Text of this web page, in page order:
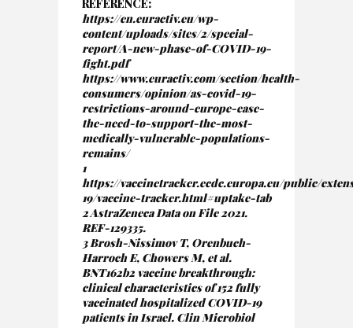
REFERENCE:
https://en.euractiv.eu/wp-
content/uploads/sites/2/special-
report/A-new-phase-of-COVID-19-
fight.pdf
https://www.euractiv.com/section/health-
consumers/opinion/as-covid-19-
restrictions-around-europe-ease-
the-need-to-support-the-most-
medically-vulnerable-populations-
remains/
1
https://vaccinetracker.ecdc.europa.eu/public/
19/vaccine-tracker.html#uptake-tab
2 AstraZeneca Data on File 2021.
REF-129335.
3 Brosh-Nissimov T, Orenbuch-
Harroch E, Chowers M, et al.
BNT162b2 vaccine breakthrough:
clinical characteristics of 152 fully
vaccinated hospitalized COVID-19
patients in Israel. Clin Microbiol